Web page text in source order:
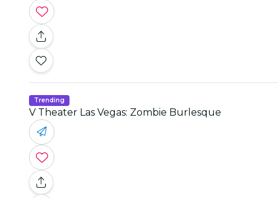
Trending
V Theater Las Vegas: Zombie Burlesque